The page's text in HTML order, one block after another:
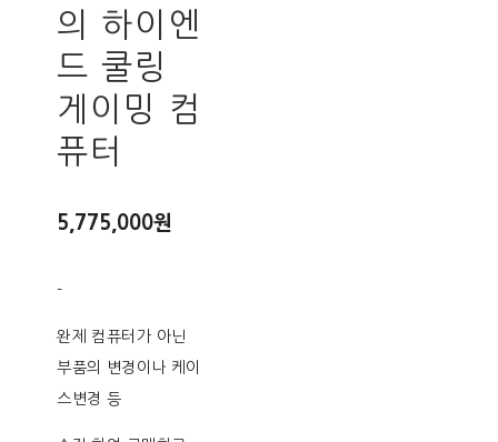
의 하이엔
드 쿨링
게이밍 컴
퓨터
5,775,000원
-
완제 컴퓨터가 아닌
부품의 변경이나 케이
스변경 등